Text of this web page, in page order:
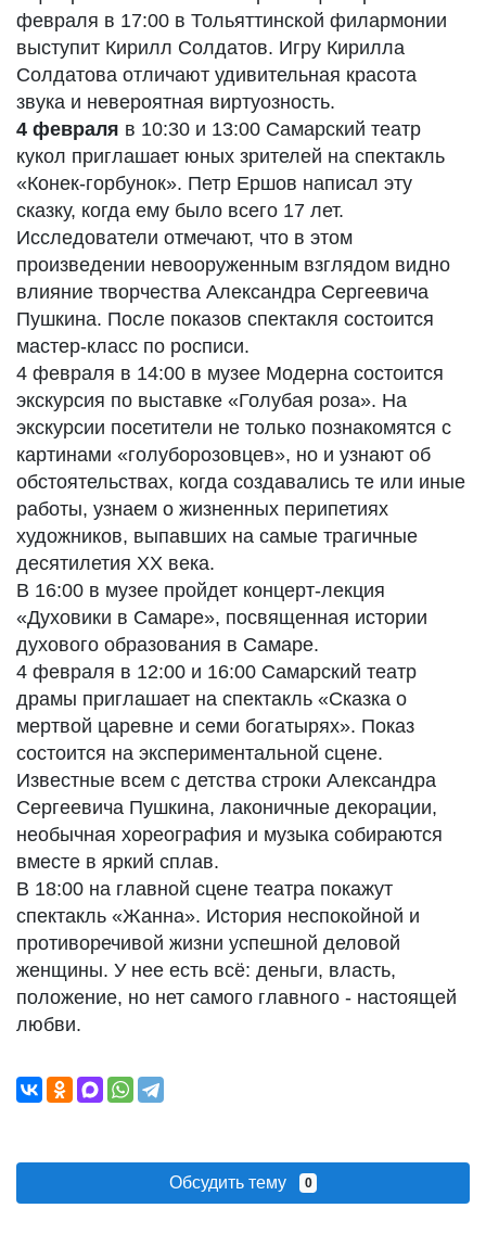
февраля в 17:00 в Тольяттинской филармонии
выступит Кирилл Солдатов. Игру Кирилла
Солдатова отличают удивительная красота
звука и невероятная виртуозность.
4 февраля в 10:30 и 13:00 Самарский театр
кукол приглашает юных зрителей на спектакль
«Конек-горбунок». Петр Ершов написал эту
сказку, когда ему было всего 17 лет.
Исследователи отмечают, что в этом
произведении невооруженным взглядом видно
влияние творчества Александра Сергеевича
Пушкина. После показов спектакля состоится
мастер-класс по росписи.
4 февраля в 14:00 в музее Модерна состоится
экскурсия по выставке «Голубая роза». На
экскурсии посетители не только познакомятся с
картинами «голуборозовцев», но и узнают об
обстоятельствах, когда создавались те или иные
работы, узнаем о жизненных перипетиях
художников, выпавших на самые трагичные
десятилетия ХХ века.
В 16:00 в музее пройдет концерт-лекция
«Духовики в Самаре», посвященная истории
духового образования в Самаре.
4 февраля в 12:00 и 16:00 Самарский театр
драмы приглашает на спектакль «Сказка о
мертвой царевне и семи богатырях». Показ
состоится на экспериментальной сцене.
Известные всем с детства строки Александра
Сергеевича Пушкина, лаконичные декорации,
необычная хореография и музыка собираются
вместе в яркий сплав.
В 18:00 на главной сцене театра покажут
спектакль «Жанна». История неспокойной и
противоречивой жизни успешной деловой
женщины. У нее есть всё: деньги, власть,
положение, но нет самого главного - настоящей
любви.
Обсудить тему 0